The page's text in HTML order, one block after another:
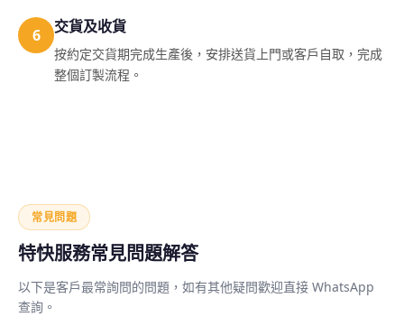
6 交貨及收貨
按約定交貨期完成生產後，安排送貨上門或客戶自取，完成
整個訂製流程。
常見問題
特快服務常見問題解答
以下是客戶最常詢問的問題，如有其他疑問歡迎直接 WhatsApp
查詢。